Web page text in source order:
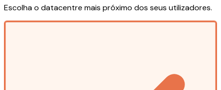
Escolha o datacentre mais próximo dos seus utilizadores.